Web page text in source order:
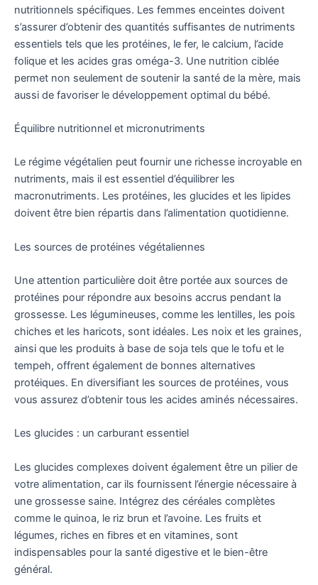
nutritionnels spécifiques. Les femmes enceintes doivent
s’assurer d’obtenir des quantités suffisantes de nutriments
essentiels tels que les protéines, le fer, le calcium, l’acide
folique et les acides gras oméga-3. Une nutrition ciblée
permet non seulement de soutenir la santé de la mère, mais
aussi de favoriser le développement optimal du bébé.
Équilibre nutritionnel et micronutriments
Le régime végétalien peut fournir une richesse incroyable en
nutriments, mais il est essentiel d’équilibrer les
macronutriments. Les protéines, les glucides et les lipides
doivent être bien répartis dans l’alimentation quotidienne.
Les sources de protéines végétaliennes
Une attention particulière doit être portée aux sources de
protéines pour répondre aux besoins accrus pendant la
grossesse. Les légumineuses, comme les lentilles, les pois
chiches et les haricots, sont idéales. Les noix et les graines,
ainsi que les produits à base de soja tels que le tofu et le
tempeh, offrent également de bonnes alternatives
protéiques. En diversifiant les sources de protéines, vous
vous assurez d’obtenir tous les acides aminés nécessaires.
Les glucides : un carburant essentiel
Les glucides complexes doivent également être un pilier de
votre alimentation, car ils fournissent l’énergie nécessaire à
une grossesse saine. Intégrez des céréales complètes
comme le quinoa, le riz brun et l’avoine. Les fruits et
légumes, riches en fibres et en vitamines, sont
indispensables pour la santé digestive et le bien-être
général.